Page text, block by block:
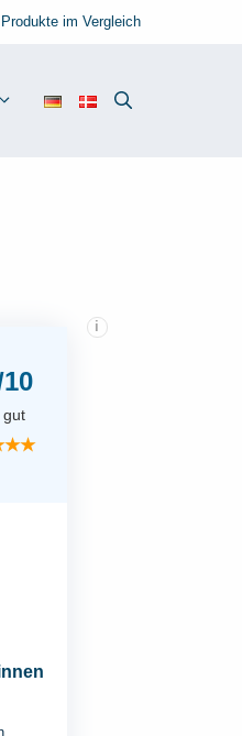
im Vergleich
i
gut